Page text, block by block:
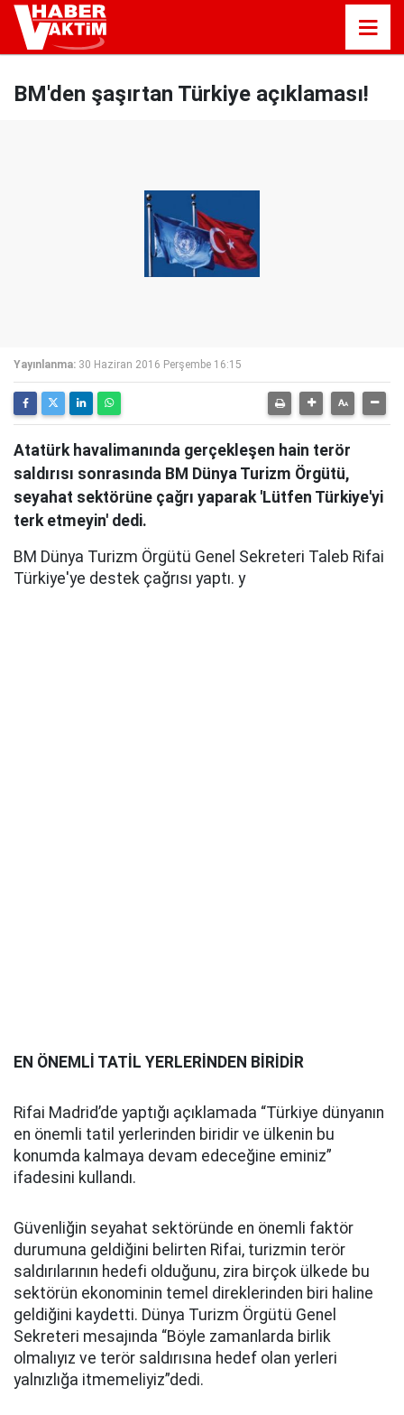
BM'den şaşırtan Türkiye açıklaması!
Yayınlanma: 30 Haziran 2016 Perşembe 16:15
Atatürk havalimanında gerçekleşen hain terör
saldırısı sonrasında BM Dünya Turizm Örgütü,
seyahat sektörüne çağrı yaparak 'Lütfen Türkiye'yi
terk etmeyin' dedi.
BM Dünya Turizm Örgütü Genel Sekreteri Taleb Rifai
Türkiye'ye destek çağrısı yaptı. y
EN ÖNEMLİ TATİL YERLERİNDEN BİRİDİR
Rifai Madrid’de yaptığı açıklamada “Türkiye dünyanın
en önemli tatil yerlerinden biridir ve ülkenin bu
konumda kalmaya devam edeceğine eminiz”
ifadesini kullandı.
Güvenliğin seyahat sektöründe en önemli faktör
durumuna geldiğini belirten Rifai, turizmin terör
saldırılarının hedefi olduğunu, zira birçok ülkede bu
sektörün ekonominin temel direklerinden biri haline
geldiğini kaydetti. Dünya Turizm Örgütü Genel
Sekreteri mesajında “Böyle zamanlarda birlik
olmalıyız ve terör saldırısına hedef olan yerleri
yalnızlığa itmemeliyiz”dedi.